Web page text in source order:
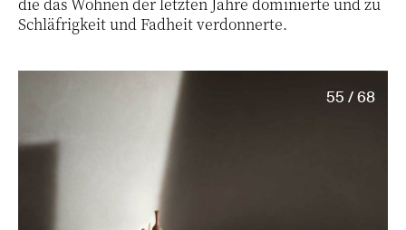
Schläfrigkeit und Fadheit verdonnerte.
55 / 68